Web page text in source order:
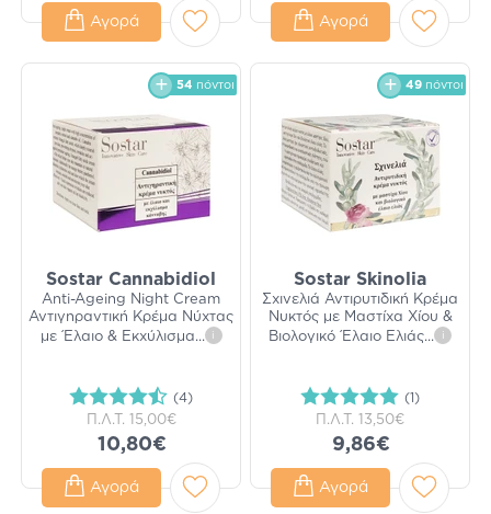
Αγορά Αγορά
54 πόντοι
Sostar Cannabidiol
Anti-Ageing Night Cream
Αντιγηραντική Κρέμα Νύχτας
με Έλαιο & Εκχύλισμα... i
(4)
Π.Λ.Τ. 15,00€
10,80€
Αγορά
49 πόντοι
Sostar Skinolia
Σχινελιά Αντιρυτιδική Κρέμα
Νυκτός με Μαστίχα Χίου &
Βιολογικό Έλαιο Ελιάς... i
(1)
Π.Λ.Τ. 13,50€
9,86€
Αγορά